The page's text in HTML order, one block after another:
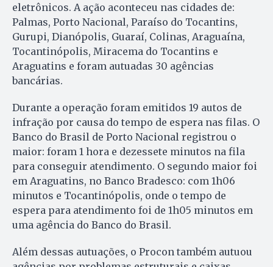
eletrônicos. A ação aconteceu nas cidades de:
Palmas, Porto Nacional, Paraíso do Tocantins,
Gurupi, Dianópolis, Guaraí, Colinas, Araguaína,
Tocantinópolis, Miracema do Tocantins e
Araguatins e foram autuadas 30 agências
bancárias.
Durante a operação foram emitidos 19 autos de
infração por causa do tempo de espera nas filas. O
Banco do Brasil de Porto Nacional registrou o
maior: foram 1 hora e dezessete minutos na fila
para conseguir atendimento. O segundo maior foi
em Araguatins, no Banco Bradesco: com 1h06
minutos e Tocantinópolis, onde o tempo de
espera para atendimento foi de 1h05 minutos em
uma agência do Banco do Brasil.
Além dessas autuações, o Procon também autuou